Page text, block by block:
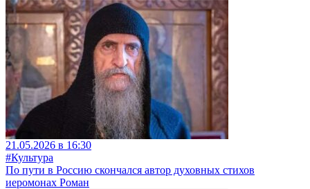
21.05.2026 в 16:30
#Культура
По пути в Россию скончался автор духовных стихов
иеромонах Роман